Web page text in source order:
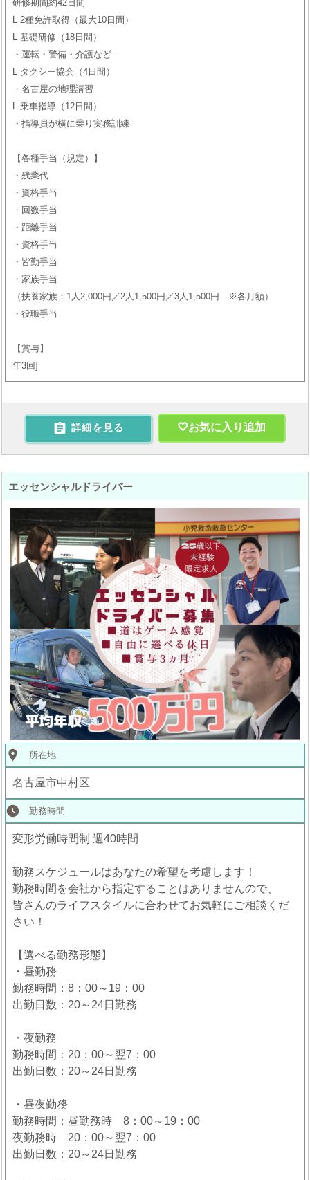
研修期間約42日間
L 2種免許取得（最大10日間）
L 基礎研修（18日間）
・運転・警備・介護など
L タクシー協会（4日間）
・名古屋の地理講習
L 乗車指導（12日間）
・指導員が横に乗り実務訓練
【各種手当（規定）】
・残業代
・資格手当
・回数手当
・距離手当
・資格手当
・皆勤手当
・家族手当
（扶養家族：1人2,000円／2人1,500円／3人1,500円 ※各月額）
・役職手当
【賞与】
年3回
 詳細を見る お気に入り追加
エッセンシャルドライバー
place 所在地
名古屋市中村区
watch_later 勤務時間
変形労働時間制 週40時間
勤務スケジュールはあなたの希望を考慮します！
勤務時間を会社から指定することはありませんので、
皆さんのライフスタイルに合わせてお気軽にご相談くだ
さい！
【選べる勤務形態】
・昼勤務
勤務時間：8：00～19：00
出勤日数：20～24日勤務
・夜勤務
勤務時間：20：00～翌7：00
出勤日数：20～24日勤務
・昼夜勤務
勤務時間：昼勤務時 8：00～19：00
夜勤務時 20：00～翌7：00
出勤日数：20～24日勤務